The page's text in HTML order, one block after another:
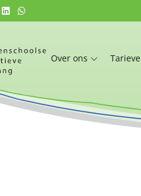
Over ons